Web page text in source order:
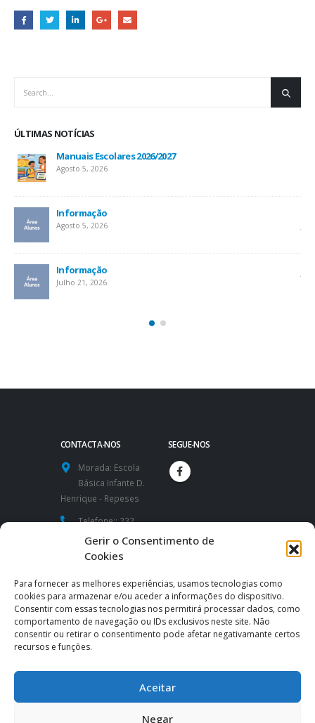
Gerir o Consentimento de
Cookies
Para fornecer as melhores experiências, usamos tecnologias como
cookies para armazenar e/ou aceder a informações do dispositivo.
Consentir com essas tecnologias nos permitirá processar dados, como
comportamento de navegação ou IDs exclusivos neste site. Não
consentir ou retirar o consentimento pode afetar negativamante certos
recursos e funções.
Aceitar
Negar
ÚLTIMAS NOTÍCIAS
Manuais Escolares 2026/2027
Agosto 5, 2026
Informação
Agosto 5, 2026
Informação
Julho 21, 2026
CONTACTA-NOS
Morada: Escola
Básica Infante D.
Henrique - Repeses
Telefone::232
424 591 / 232
426 260
https://www.aeidh.pt
Email:
direcao@aeidh.pt|
secretaria@aeidh.pt
SEGUE-NOS